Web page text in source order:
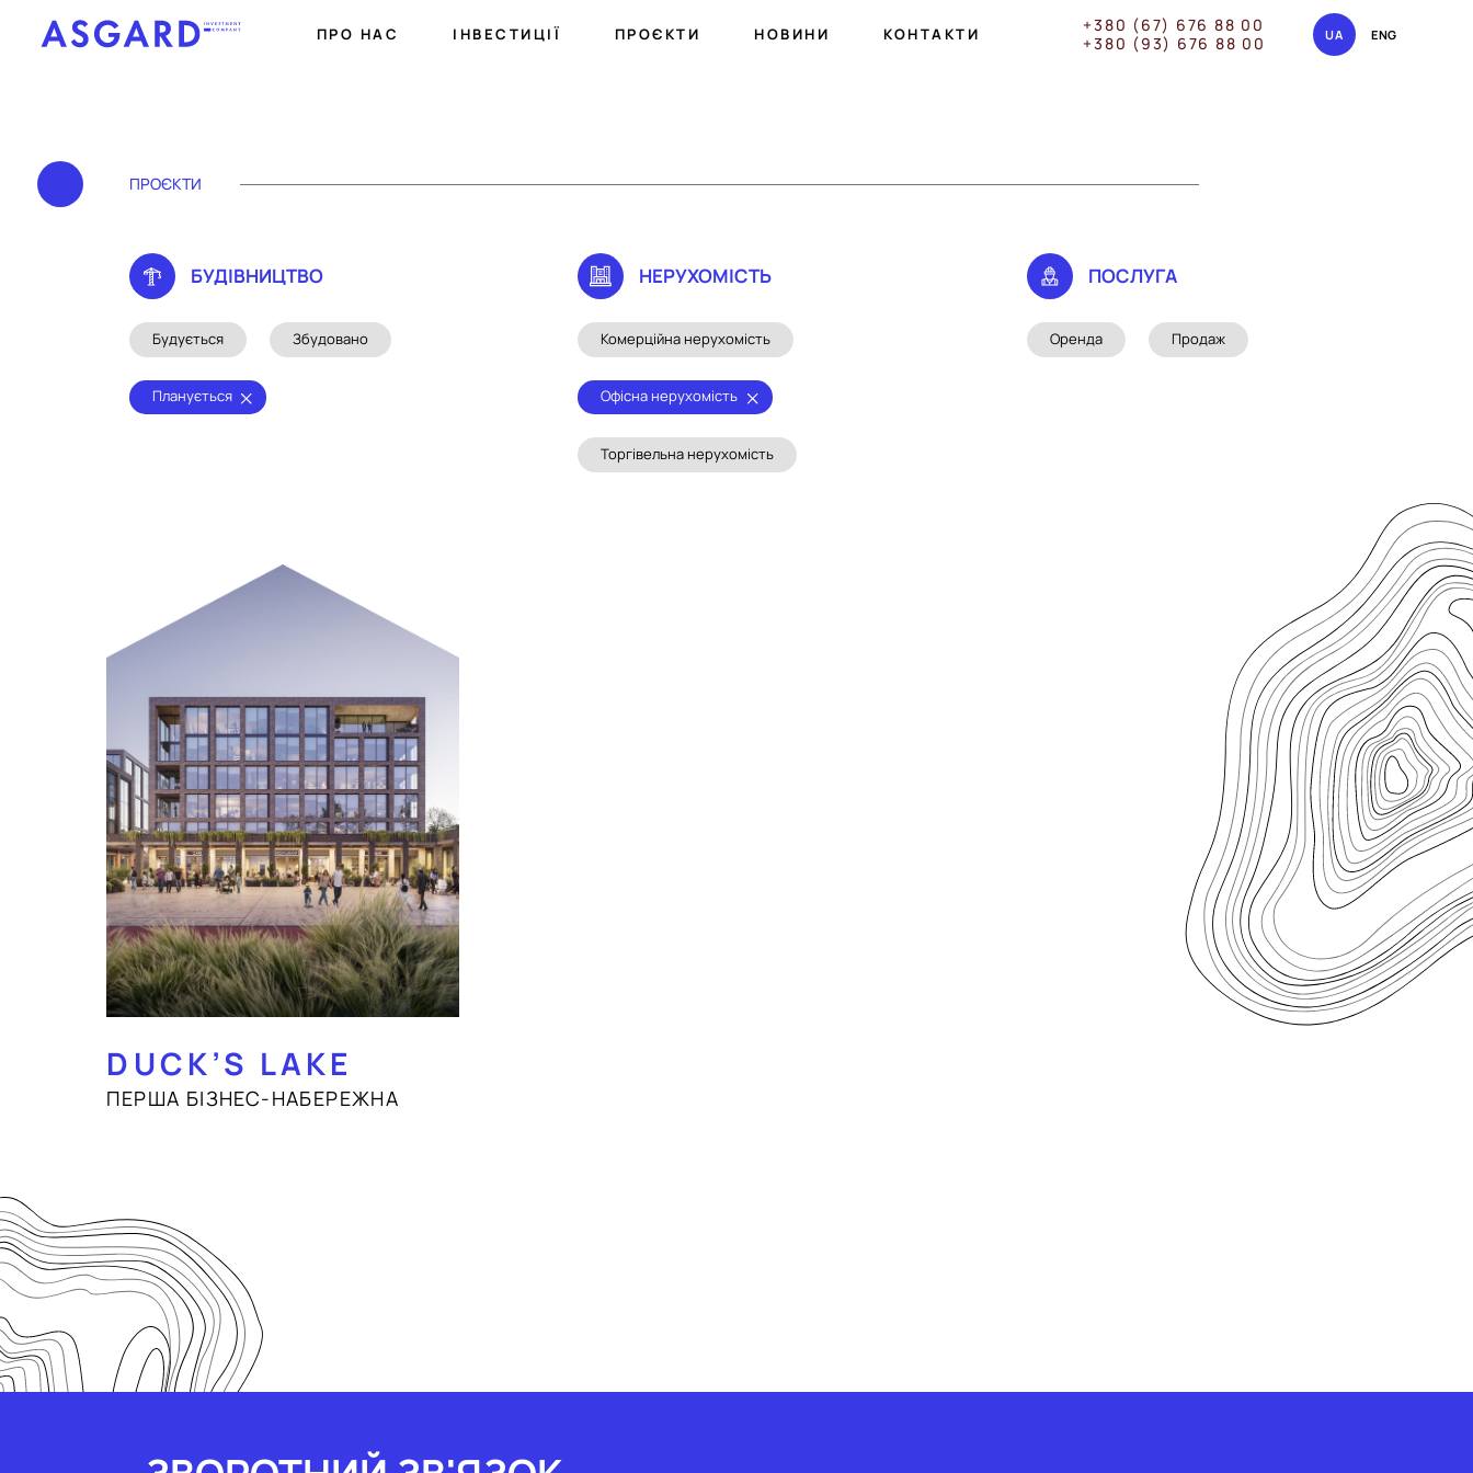
ПРО НАС ІНВЕСТИЦІЇ ПРОЄКТИ НОВИНИ КОНТАКТИ
+380 (67) 676 88 00
+380 (93) 676 88 00
UA ENG
ПРОЄКТИ
БУДIВНИЦТВО
Будується Збудовано
Планується
НЕРУХОМIСТЬ
Комерційна нерухомість
Офісна нерухомість
Торгівельна нерухомість
ПОСЛУГА
Оренда Продаж
DUCK’S LAKE
ПЕРША БІЗНЕС-НАБЕРЕЖНА